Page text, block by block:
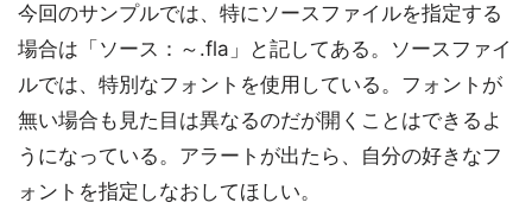
今回のサンプルでは、特にソースファイルを指定する
場合は「ソース：～.fla」と記してある。ソースファイ
ルでは、特別なフォントを使用している。フォントが
無い場合も見た目は異なるのだが開くことはできるよ
うになっている。アラートが出たら、自分の好きなフ
ォントを指定しなおしてほしい。